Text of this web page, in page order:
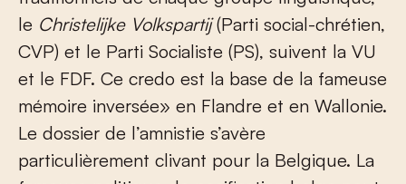
le Christelijke Volkspartij(Parti social-chrétien,
CVP) et le Parti Socialiste (PS), suivent la VU
et le FDF. Ce credo est la base de la fameuse
mémoire inversée» en Flandre et en Wallonie.
Le dossier de l’amnistie s’avère
particulièrement clivant pour la Belgique. La